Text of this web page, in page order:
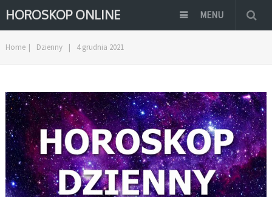
HOROSKOP ONLINE MENU
Home | Dzienny | 4 grudnia 2021